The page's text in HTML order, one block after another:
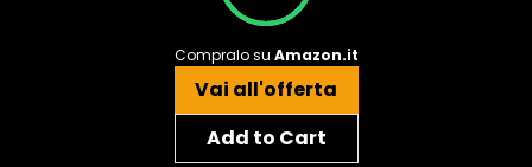
Compralo su Amazon.it
Vai all'offerta
Add to Cart